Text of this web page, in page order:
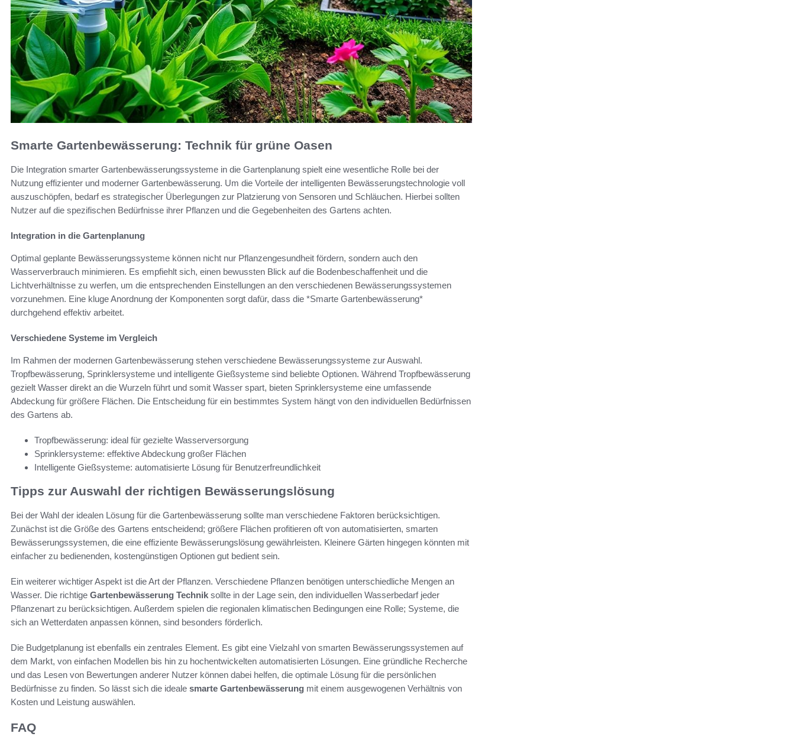
Smarte Gartenbewässerung: Technik für grüne Oasen
Die Integration smarter Gartenbewässerungssysteme in die Gartenplanung spielt eine wesentliche Rolle bei der
Nutzung effizienter und moderner Gartenbewässerung. Um die Vorteile der intelligenten Bewässerungstechnologie voll
auszuschöpfen, bedarf es strategischer Überlegungen zur Platzierung von Sensoren und Schläuchen. Hierbei sollten
Nutzer auf die spezifischen Bedürfnisse ihrer Pflanzen und die Gegebenheiten des Gartens achten.
Integration in die Gartenplanung
Optimal geplante Bewässerungssysteme können nicht nur Pflanzengesundheit fördern, sondern auch den
Wasserverbrauch minimieren. Es empfiehlt sich, einen bewussten Blick auf die Bodenbeschaffenheit und die
Lichtverhältnisse zu werfen, um die entsprechenden Einstellungen an den verschiedenen Bewässerungssystemen
vorzunehmen. Eine kluge Anordnung der Komponenten sorgt dafür, dass die *Smarte Gartenbewässerung*
durchgehend effektiv arbeitet.
Verschiedene Systeme im Vergleich
Im Rahmen der modernen Gartenbewässerung stehen verschiedene Bewässerungssysteme zur Auswahl.
Tropfbewässerung, Sprinklersysteme und intelligente Gießsysteme sind beliebte Optionen. Während Tropfbewässerung
gezielt Wasser direkt an die Wurzeln führt und somit Wasser spart, bieten Sprinklersysteme eine umfassende
Abdeckung für größere Flächen. Die Entscheidung für ein bestimmtes System hängt von den individuellen Bedürfnissen
des Gartens ab.
Tropfbewässerung: ideal für gezielte Wasserversorgung
Sprinklersysteme: effektive Abdeckung großer Flächen
Intelligente Gießsysteme: automatisierte Lösung für Benutzerfreundlichkeit
Tipps zur Auswahl der richtigen Bewässerungslösung
Bei der Wahl der idealen Lösung für die Gartenbewässerung sollte man verschiedene Faktoren berücksichtigen.
Zunächst ist die Größe des Gartens entscheidend; größere Flächen profitieren oft von automatisierten, smarten
Bewässerungssystemen, die eine effiziente Bewässerungslösung gewährleisten. Kleinere Gärten hingegen könnten mit
einfacher zu bedienenden, kostengünstigen Optionen gut bedient sein.
Ein weiterer wichtiger Aspekt ist die Art der Pflanzen. Verschiedene Pflanzen benötigen unterschiedliche Mengen an
Wasser. Die richtige Gartenbewässerung Technik sollte in der Lage sein, den individuellen Wasserbedarf jeder
Pflanzenart zu berücksichtigen. Außerdem spielen die regionalen klimatischen Bedingungen eine Rolle; Systeme, die
sich an Wetterdaten anpassen können, sind besonders förderlich.
Die Budgetplanung ist ebenfalls ein zentrales Element. Es gibt eine Vielzahl von smarten Bewässerungssystemen auf
dem Markt, von einfachen Modellen bis hin zu hochentwickelten automatisierten Lösungen. Eine gründliche Recherche
und das Lesen von Bewertungen anderer Nutzer können dabei helfen, die optimale Lösung für die persönlichen
Bedürfnisse zu finden. So lässt sich die ideale smarte Gartenbewässerung mit einem ausgewogenen Verhältnis von
Kosten und Leistung auswählen.
FAQ